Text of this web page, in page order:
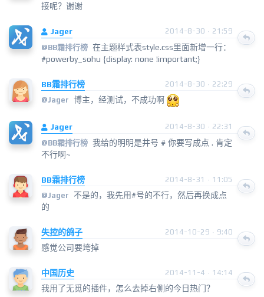
接呢？谢谢
Jager
2014-8-30 · 21:59
@BB霜排行榜 在主题样式表style.css里面新增一行：
#powerby_sohu {display: none !important;}
BB霜排行榜
2014-8-30 · 22:29
@Jager 博主，经测试，不成功啊
Jager
2014-8-30 · 22:31
@BB霜排行榜 我给的明明是井号 # 你要写成点 . 肯定
不行啊~
BB霜排行榜
2014-8-31 · 11:05
@Jager
不是的，我先用#号的不行，然后再换成点
的
失控的鸽子 2014-10-29 · 9:40
感觉公司要垮掉
中国历史 2014-11-4 · 14:14
我用了无觅的插件，怎么去掉右侧的今日热门？